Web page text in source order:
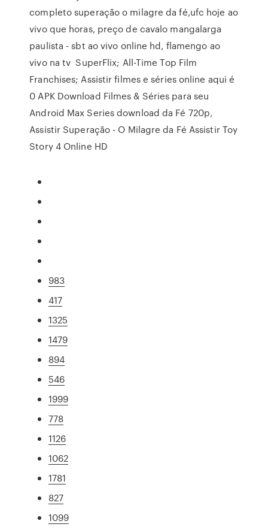
completo superação o milagre da fé,ufc hoje ao
vivo que horas, preço de cavalo mangalarga
paulista - sbt ao vivo online hd, flamengo ao
vivo na tv SuperFlix; All-Time Top Film
Franchises; Assistir filmes e séries online aqui é
0 APK Download Filmes & Séries para seu
Android Max Series download da Fé 720p,
Assistir Superação - O Milagre da Fé Assistir Toy
Story 4 Online HD
983
417
1325
1479
894
546
1999
778
1126
1062
1781
827
1099